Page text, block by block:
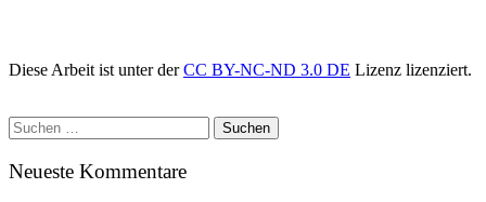
Diese Arbeit ist unter derCC BY-NC-ND 3.0 DE Lizenz lizenziert.
Suchen
nach:
Neueste Kommentare